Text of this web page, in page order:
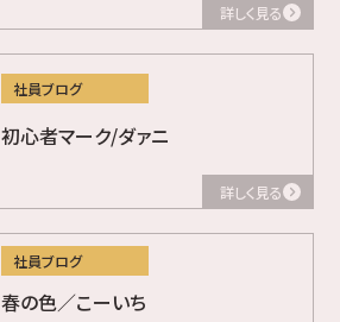
詳しく見る
社員ブログ
初心者マーク/ダァニ
詳しく見る
社員ブログ
春の色／こーいち